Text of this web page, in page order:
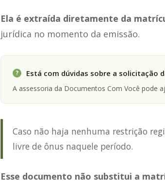
Ela é extraída diretamente da
jurídica no momento da emissão.
? Está com dúvidas sobre a solicitação
A assessoria da Documentos Com Você pode
Caso não haja nenhuma restrição
livre de ônus naquele período.
Esse documento não substitui a